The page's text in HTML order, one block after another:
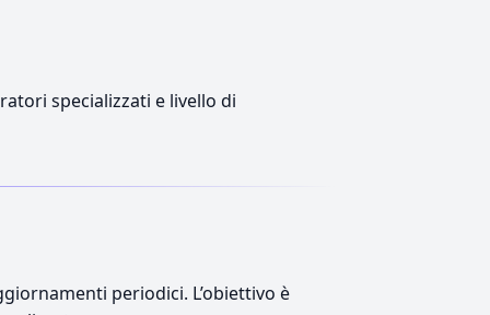
specializzati e livello di
periodici. L’obiettivo è